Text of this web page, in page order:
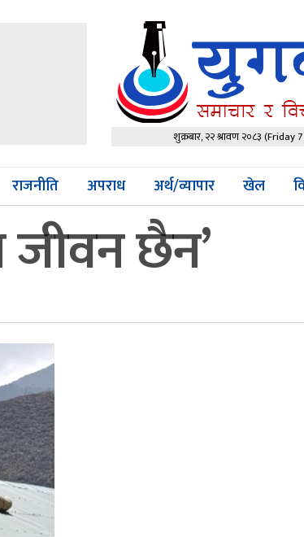
शुक्रबार, २२ श्रावण २०८३(Friday
राजनीति अपराध अर्थ/व्यापार खेल
जीवन छैन’